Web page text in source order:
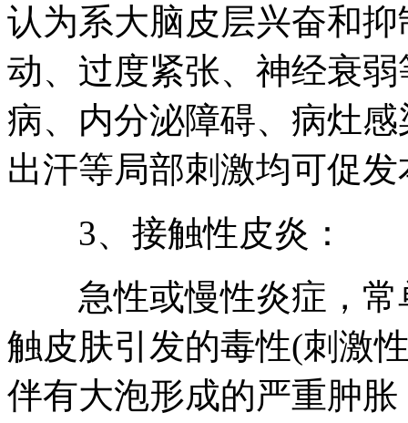
认为系大脑皮层兴奋和
动、过度紧张、神经衰
病、内分泌障碍、病灶
出汗等局部刺激均可促
3、接触性皮炎：
急性或慢性炎症，常
触皮肤引发的毒性(刺激
伴有大泡形成的严重肿